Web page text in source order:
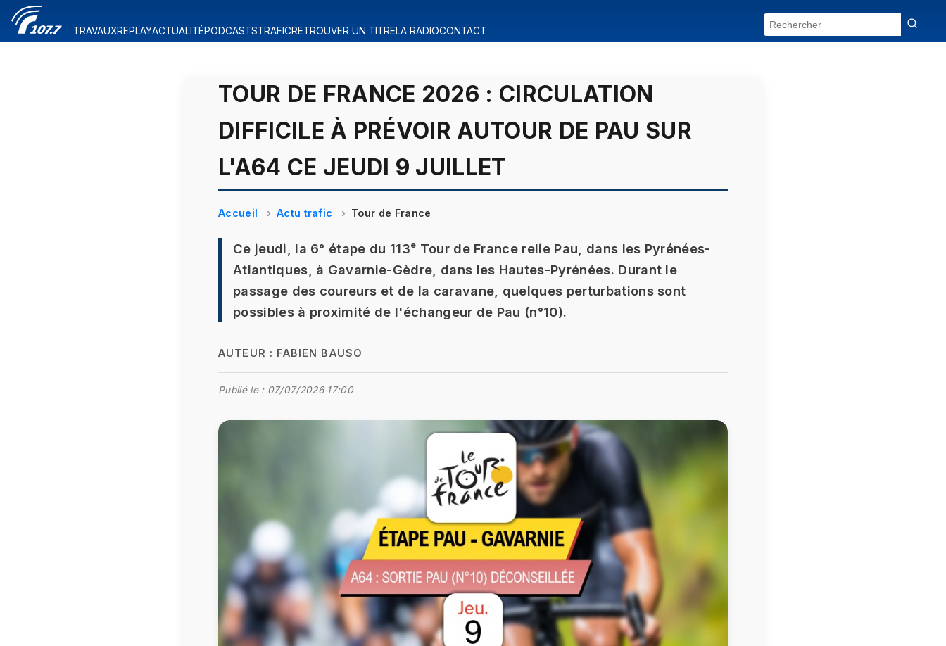
TRAVAUXREPLAYACTUALITÉPODCASTSTRAFICRETROUVER UN TITRELA RADIOCONTACT
TOUR DE FRANCE 2026 : CIRCULATION
DIFFICILE À PRÉVOIR AUTOUR DE PAU SUR
L'A64 CE JEUDI 9 JUILLET
Accueil Actu trafic Tour de France
Ce jeudi, la 6° étape du 113ᵉ Tour de France relie Pau, dans les Pyrénées-
Atlantiques, à Gavarnie-Gèdre, dans les Hautes-Pyrénées. Durant le
passage des coureurs et de la caravane, quelques perturbations sont
possibles à proximité de l'échangeur de Pau (n°10).
AUTEUR : FABIEN BAUSO
Publié le : 07/07/2026 17:00